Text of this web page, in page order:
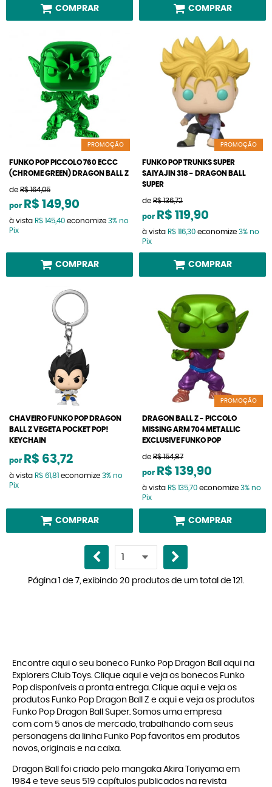
COMPRAR COMPRAR
PROMOÇÃO
FUNKO POP PICCOLO 760 ECCC
(CHROME GREEN) DRAGON BALL Z
de R$ 164,05
por R$ 149,90
à vista R$ 145,40 economize 3% no
Pix
COMPRAR
PROMOÇÃO
FUNKO POP TRUNKS SUPER
SAIYAJIN 318 - DRAGON BALL
SUPER
de R$ 136,72
por R$ 119,90
à vista R$ 116,30 economize 3% no
Pix
COMPRAR
CHAVEIRO FUNKO POP DRAGON
BALL Z VEGETA POCKET POP!
KEYCHAIN
por R$ 63,72
à vista R$ 61,81 economize 3% no
Pix
COMPRAR
PROMOÇÃO
DRAGON BALL Z - PICCOLO
MISSING ARM 704 METALLIC
EXCLUSIVE FUNKO POP
de R$ 154,87
por R$ 139,90
à vista R$ 135,70 economize 3% no
Pix
COMPRAR
Página 1 de 7, exibindo 20 produtos de um total de 121.
Encontre aqui o seu boneco Funko Pop Dragon Ball aqui na
Explorers Club Toys. Clique aqui e veja os bonecos Funko
Pop disponíveis a pronta entrega. Clique aqui e veja os
produtos Funko Pop Dragon Ball Z e aqui e veja os produtos
Funko Pop Dragon Ball Super. Somos uma empresa
com com 5 anos de mercado, trabalhando com seus
personagens da linha Funko Pop favoritos em produtos
novos, originais e na caixa.
Dragon Ball foi criado pelo mangaka Akira Toriyama em
1984 e teve seus 519 capítulos publicados na revista